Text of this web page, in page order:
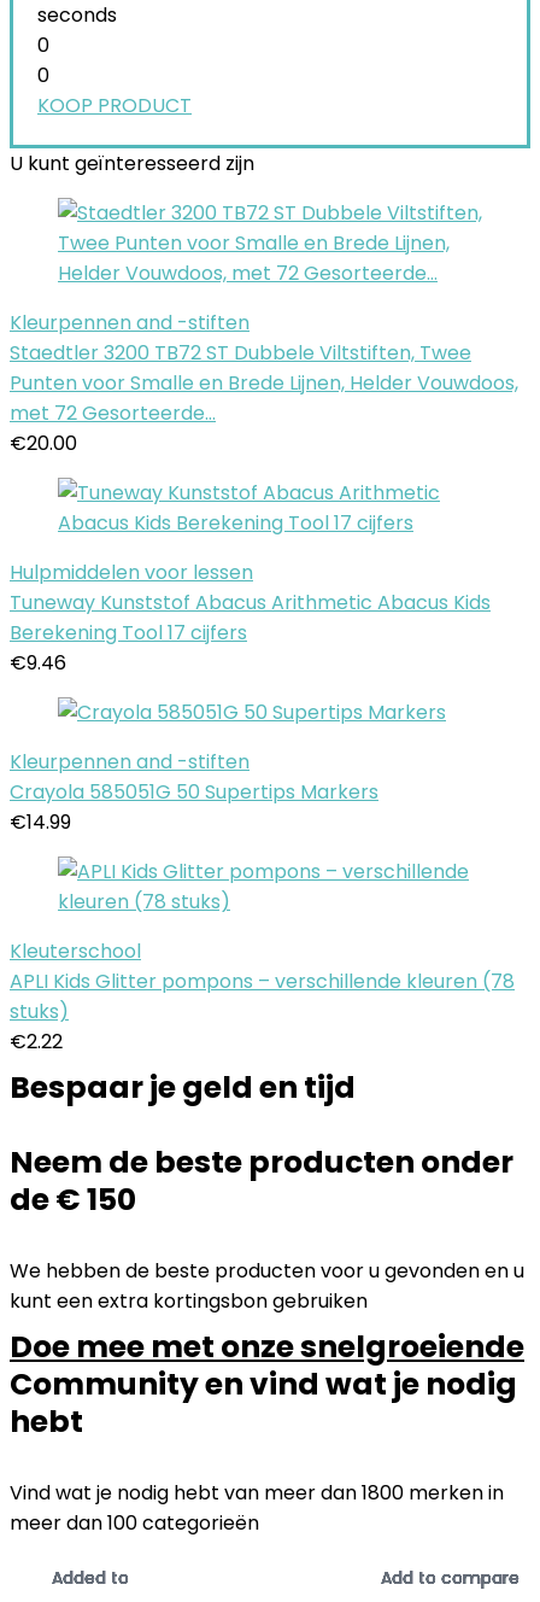
Added to Add to compare
Added to Add to compare
Added to Add to compare
Added to Add to compare
Added to Add to compare
Added to Add to compare
Added to Add to compare
Added to Add to compare
Added to Add to compare
Added to Add to compare
Added to Add to compare
Added to Add to compare
seconds
0
0
KOOP PRODUCT
U kunt geïnteresseerd zijn
Kleurpennen and -stiften
Staedtler 3200 TB72 ST Dubbele Viltstiften, Twee
Punten voor Smalle en Brede Lijnen, Helder Vouwdoos,
met 72 Gesorteerde…
€20.00
Hulpmiddelen voor lessen
Tuneway Kunststof Abacus Arithmetic Abacus Kids
Berekening Tool 17 cijfers
€9.46
Kleurpennen and -stiften
Crayola 585051G 50 Supertips Markers
€14.99
Kleuterschool
APLI Kids Glitter pompons – verschillende kleuren (78
stuks)
€2.22
Bespaar je geld en tijd
Neem de beste producten onder
de € 150
We hebben de beste producten voor u gevonden en u
kunt een extra kortingsbon gebruiken
Doe mee met onze snelgroeiende
Community en vind wat je nodig
hebt
Vind wat je nodig hebt van meer dan 1800 merken in
meer dan 100 categorieën